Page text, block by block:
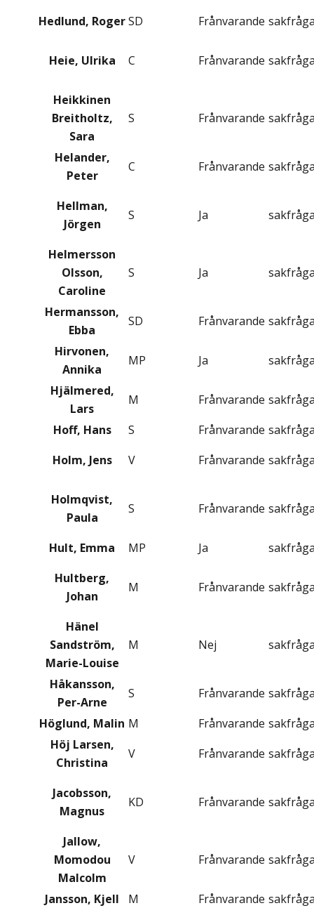
Hedlund, RogerSD Frånvarande
Heie, Ulrika C Frånvarande
Heikkinen
Breitholtz,
Sara
S Frånvarande
Helander,
Peter
C Frånvarande
Hellman,
Jörgen
S Ja
Helmersson
Olsson,
Caroline
S Ja
Hermansson,
Ebba
SD Frånvarande
Hirvonen,
Annika
MP Ja
Hjälmered,
Lars
M Frånvarande
Hoff, Hans
S Frånvarande
Holm, Jens
V Frånvarande
Holmqvist,
Paula
S Frånvarande
Hult, Emma MP Ja
Hultberg,
Johan
M Frånvarande
Hänel
Sandström,
Marie-Louise
M Nej
Håkansson,
Per-Arne
S Frånvarande
Höglund, Malin M Frånvarande
Höj Larsen,
Christina
V Frånvarande
Jacobsson,
Magnus
KD Frånvarande
Jallow,
Momodou
Malcolm
V Frånvarande
Jansson, Kjell M Frånvarande